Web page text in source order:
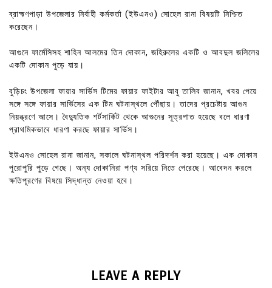
ব্রাহ্মণপাড়া উপজেলার নির্বাহী কর্মকর্তা (ইউএনও) সোহেল রানা বিষয়টি নিশ্চিত
করেছেন।
আগুনে ফার্মেসিসহ শাহিন আলমের তিন দোকান, জহিরুলের একটি ও আবদুল জলিলের
একটি দোকান পুড়ে যায়।
বুড়িচং উপজেলা ফায়ার সার্ভিস টিমের ফায়ার ফাইটার আবু তালিব জানান, খবর পেয়ে
সঙ্গে সঙ্গে ফায়ার সার্ভিসের এক টিম ঘটনাস্থলে পৌঁছায়। তাদের প্রচেষ্টায় আগুন
নিয়ন্ত্রণে আসে। বৈদ্যুতিক শর্টসার্কিট থেকে আগুনের সূত্রপাত হয়েছে বলে ধারণা
প্রাথমিকভাবে ধারণা করছে ফায়ার সার্ভিস।
ইউএনও সোহেল রানা জানান, সকালে ঘটনাস্থল পরিদর্শন করা হয়েছে। এক দোকান
পুরোপুরি পুড়ে গেছে। অন্য দোকানিরা পণ্য সরিয়ে নিতে পেরেছে। আবেদন করলে
ক্ষতিপূরণের বিষয়ে সিদ্ধান্ত নেওয়া হবে।
LEAVE A REPLY